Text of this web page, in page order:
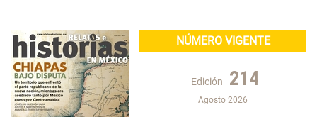
NÚMERO VIGENTE
Edición 214
Agosto 2026